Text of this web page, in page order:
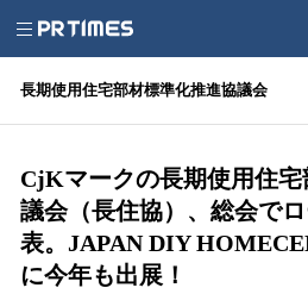
長期使用住宅部材標準化推進協議会
CjKマークの長期使用住
議会（長住協）、総会で
表。JAPAN DIY
に今年も出展！